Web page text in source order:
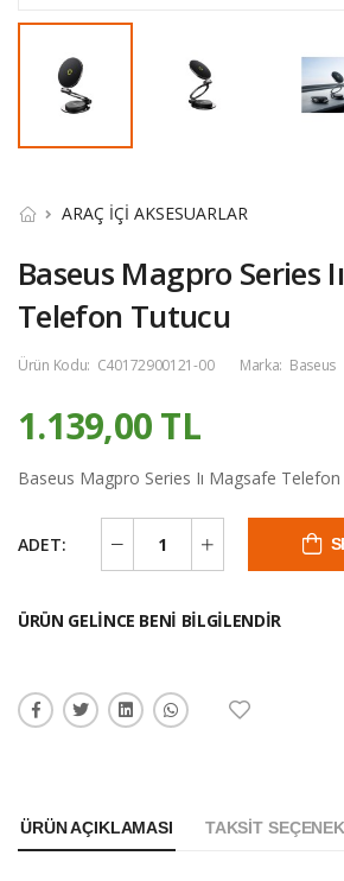
ARAÇ İÇİ AKSESUARLAR
Baseus Magpro Series
Telefon Tutucu
Ürün Kodu: C40172900121-00 Marka: Baseus
1.139,00 TL
Baseus Magpro Series Iı Magsafe
ADET:
ÜRÜN GELINCE BENI BILGILENDIR
ÜRÜN AÇIKLAMASI TAKSIT